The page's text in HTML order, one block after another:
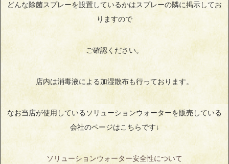
どんな除菌スプレーを設置しているかはスプレーの隣に掲示してお
りますので
ご確認ください。
店内は消毒液による加湿散布も行っております。
なお当店が使用しているソリューションウォーターを販売している
会社のページはこちらです↓
ソリューションウォーター安全性について